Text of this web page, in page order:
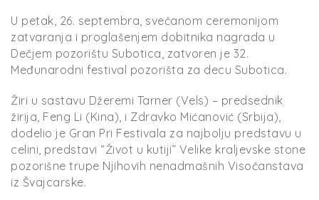
U petak, 26. septembra, svečanom ceremonijom
zatvaranja i proglašenjem dobitnika nagrada u
Dečjem pozorištu Subotica, zatvoren je 32.
Međunarodni festival pozorišta za decu Subotica.
Žiri u sastavu Džeremi Tarner (Vels) – predsednik
žirija, Feng Li (Kina), i Zdravko Mićanović (Srbija),
dodelio je Gran Pri Festivala za najbolju predstavu u
celini, predstavi “Život u kutiji” Velike kraljevske stone
pozorišne trupe Njihovih nenadmašnih Visočanstava
iz Švajcarske.